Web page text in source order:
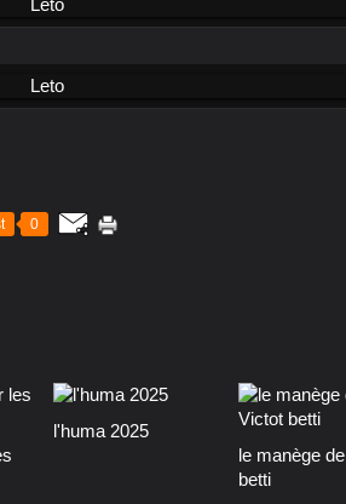
0
l'huma 2025
le manège
betti